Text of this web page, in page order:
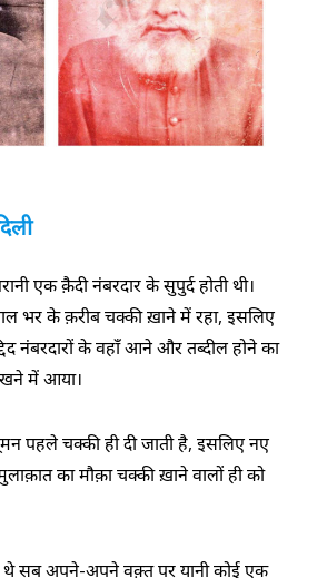
एक क़ैदी नंबरदार के सुपुर्द होती थी।
भर के क़रीब चक्की ख़ाने में रहा, इसलिए
नंबरदारों के वहाँ आने और तब्दील होने का
में आया।
पहले चक्की ही दी जाती है, इसलिए नए
का मौक़ा चक्की ख़ाने वालों ही को
सब अपने-अपने वक़्त पर यानी कोई एक